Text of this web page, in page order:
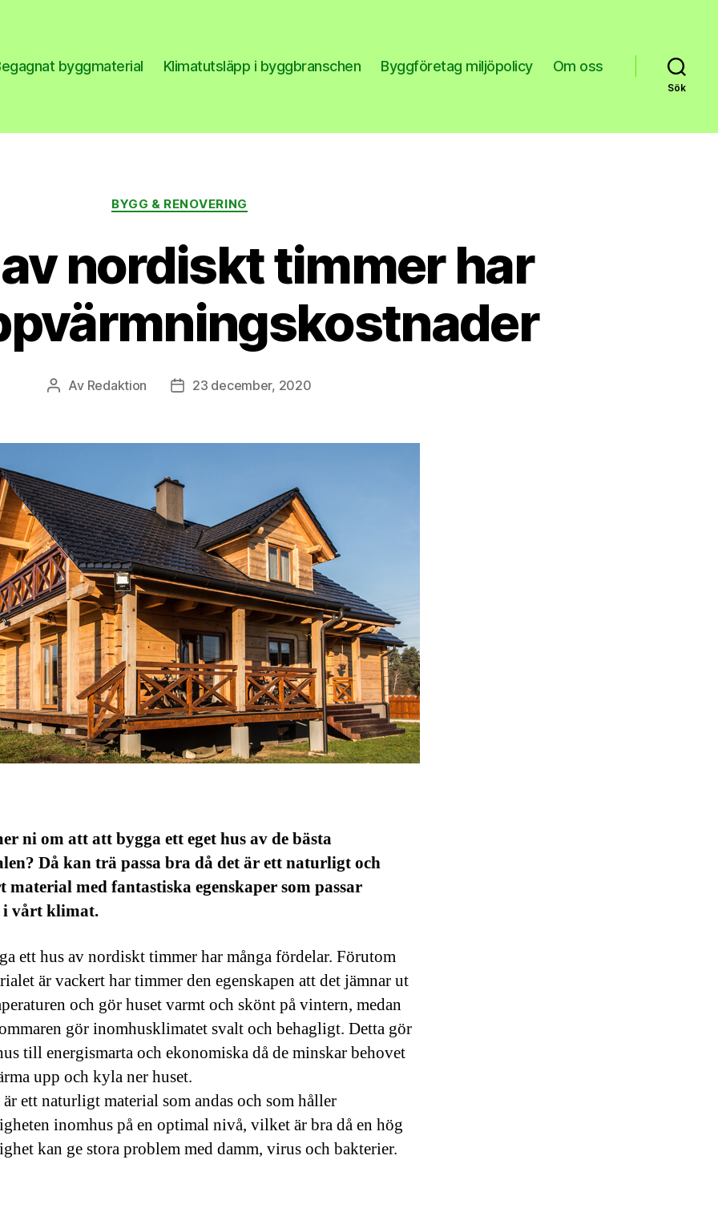
byggmaterial Klimatutsläpp i byggbranschen Byggföretag miljöpolicy Om oss
Sök
Kategorier
BYGG & RENOVERING
nordiskt timmer har
Inläggsförfattare
Av Redaktion Inläggsdatum
23 december, 2020
ni om att att bygga ett eget hus av de bästa
Då kan trä passa bra då det är ett naturligt och
material med fantastiska egenskaper som passar
i vårt klimat.
ett hus av nordiskt timmer har många fördelar. Förutom
är vackert har timmer den egenskapen att det jämnar ut
och gör huset varmt och skönt på vintern, medan
gör inomhusklimatet svalt och behagligt. Detta gör
till energismarta och ekonomiska då de minskar behovet
upp och kyla ner huset.
ett naturligt material som andas och som håller
inomhus på en optimal nivå, vilket är bra då en hög
kan ge stora problem med damm, virus och bakterier.